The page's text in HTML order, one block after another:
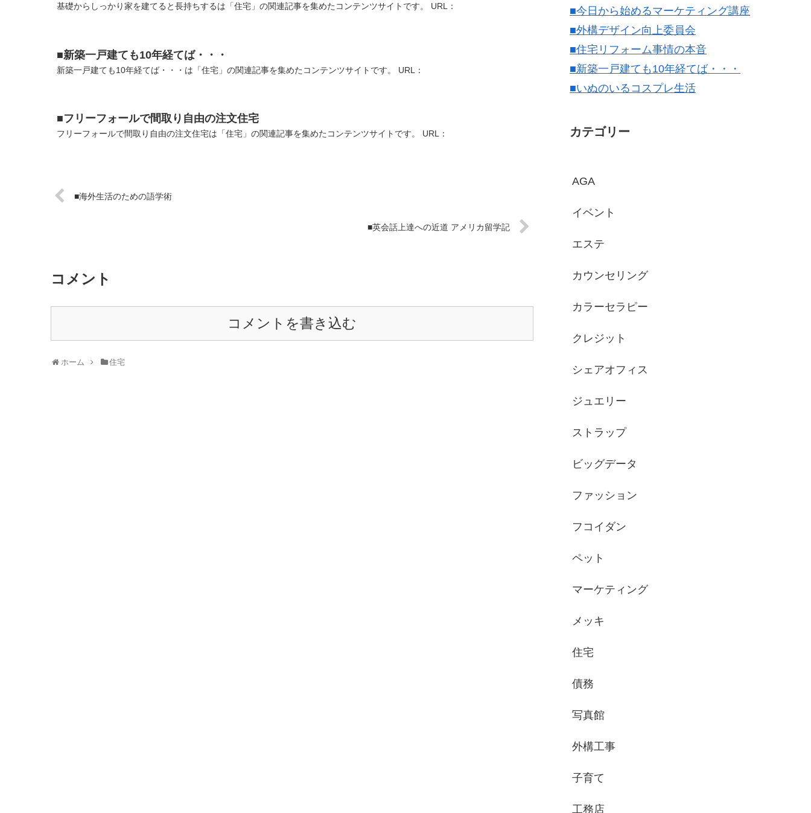
基礎からしっかり家を建てると長持ちするは「住宅」の関連記事を集めたコンテンツサイトです。 URL：
■新築一戸建ても10年経てば・・・
新築一戸建ても10年経てば・・・は「住宅」の関連記事を集めたコンテンツサイトです。 URL：
■フリーフォールで間取り自由の注文住宅
フリーフォールで間取り自由の注文住宅は「住宅」の関連記事を集めたコンテンツサイトです。 URL：
■海外生活のための語学術
■英会話上達への近道 アメリカ留学記
コメント
コメントを書き込む
ホーム 住宅
■今日から始めるマーケティング講座
■外構デザイン向上委員会
■住宅リフォーム事情の本音
■新築一戸建ても10年経てば・・・
■いぬのいるコスプレ生活
カテゴリー
AGA
イベント
エステ
カウンセリング
カラーセラピー
クレジット
シェアオフィス
ジュエリー
ストラップ
ビッグデータ
ファッション
フコイダン
ペット
マーケティング
メッキ
住宅
債務
写真館
外構工事
子育て
工務店